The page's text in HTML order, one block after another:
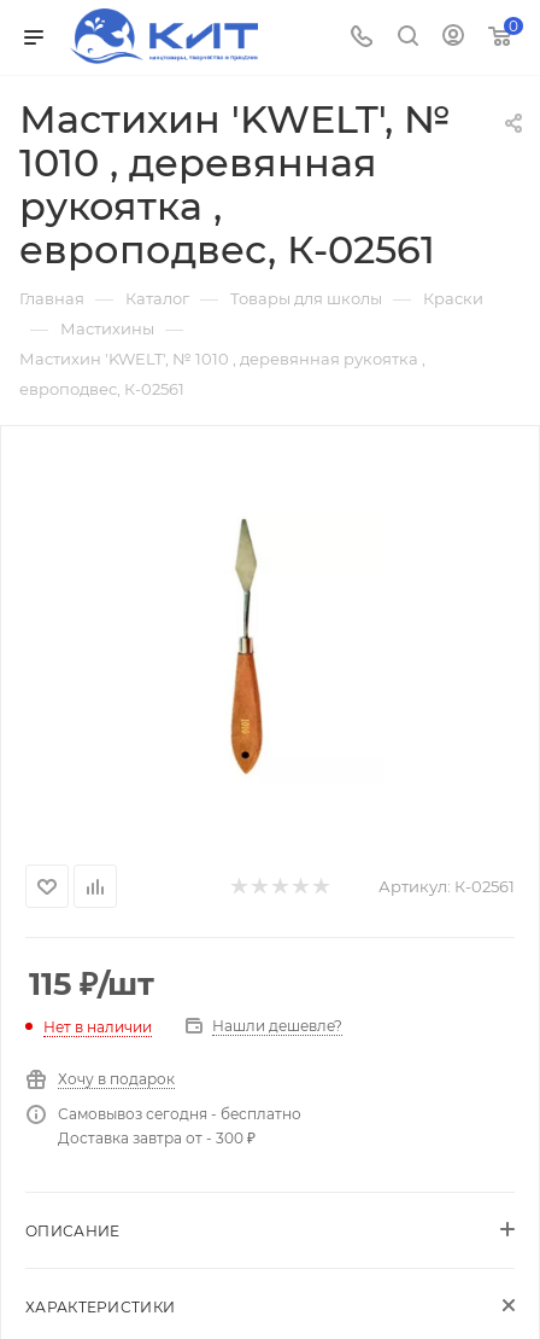
0
Мастихин 'KWELT', №
1010 , деревянная
рукоятка ,
европодвес, К-02561
Главная — Каталог — Товары для школы — Краски
— Мастихины —
Мастихин 'KWELT', № 1010 , деревянная рукоятка ,
европодвес, К-02561
Артикул: К-02561
115 ₽/шт
Нет в наличии Нашли дешевле?
Хочу в подарок
Самовывоз сегодня - бесплатно
Доставка завтра от - 300 ₽
ОПИСАНИЕ
ХАРАКТЕРИСТИКИ